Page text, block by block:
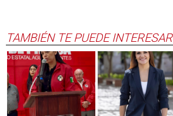
TAMBIÉN TE PUEDE INTERESAR